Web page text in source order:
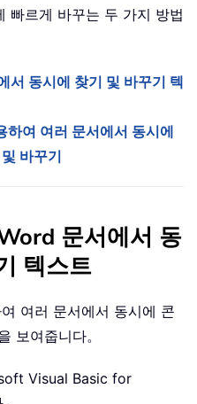
빠르게 바꾸는 두 가지 방법
동시에 찾기 및 바꾸기 텍
여 여러 문서에서 동시에
바꾸기
문서에서 동
텍스트
여러 문서에서 동시에 콘
보여줍니다。
Visual Basic for